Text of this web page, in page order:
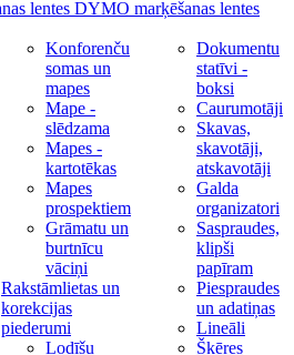
DYMO marķēšanas lentes
Konforenču
somas un
mapes
Mape -
slēdzama
Mapes -
kartotēkas
Mapes
prospektiem
Grāmatu un
burtnīcu
vāciņi
Rakstāmlietas un
korekcijas
piederumi
Lodīšu
Dokumentu
statīvi -
boksi
Caurumotāji
Skavas,
skavotāji,
atskavotāji
Galda
organizatori
Saspraudes,
klipši
papīram
Piespraudes
un adatiņas
Lineāli
Šķēres